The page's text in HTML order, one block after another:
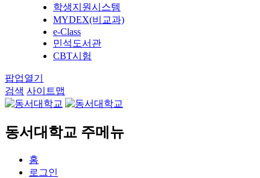
학생지원시스템
MYDEX(비교과)
e-Class
민석도서관
CBT시험
팝업열기
검색 사이트맵
동서대학교 주메뉴
홈
로그인